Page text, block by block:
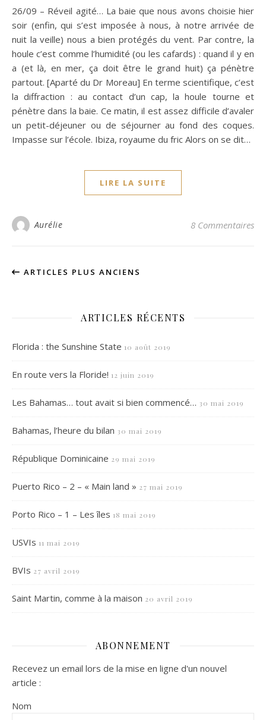
26/09 – Réveil agité… La baie que nous avons choisie hier
soir (enfin, qui s’est imposée à nous, à notre arrivée de
nuit la veille) nous a bien protégés du vent. Par contre, la
houle c’est comme l’humidité (ou les cafards) : quand il y en
a (et là, en mer, ça doit être le grand huit) ça pénètre
partout. [Aparté du Dr Moreau] En terme scientifique, c’est
la diffraction : au contact d’un cap, la houle tourne et
pénètre dans la baie. Ce matin, il est assez difficile d’avaler
un petit-déjeuner ou de séjourner au fond des coques.
Impasse sur l’école. Ibiza, royaume du fric Alors on se dit…
LIRE LA SUITE
Aurélie 8 Commentaires
ARTICLES PLUS ANCIENS
ARTICLES RÉCENTS
Florida : the Sunshine State 10 août 2019
En route vers la Floride! 12 juin 2019
Les Bahamas… tout avait si bien commencé… 30 mai 2019
Bahamas, l’heure du bilan 30 mai 2019
République Dominicaine 29 mai 2019
Puerto Rico – 2 – « Main land » 27 mai 2019
Porto Rico – 1 – Les îles 18 mai 2019
USVIs 11 mai 2019
BVIs 27 avril 2019
Saint Martin, comme à la maison 20 avril 2019
ABONNEMENT
Recevez un email lors de la mise en ligne d'un nouvel
article :
Nom